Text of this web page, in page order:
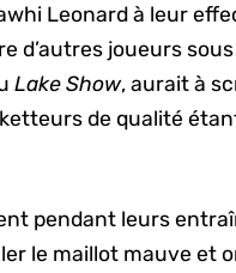
Leonard à leur
d’autres joueurs
Lake Show, aurait à
de qualité
pendant leurs
le maillot mauve et